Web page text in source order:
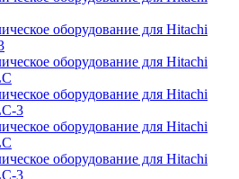
оборудование для Hitachi
оборудование для Hitachi
оборудование для Hitachi
3
оборудование для Hitachi
оборудование для Hitachi
3